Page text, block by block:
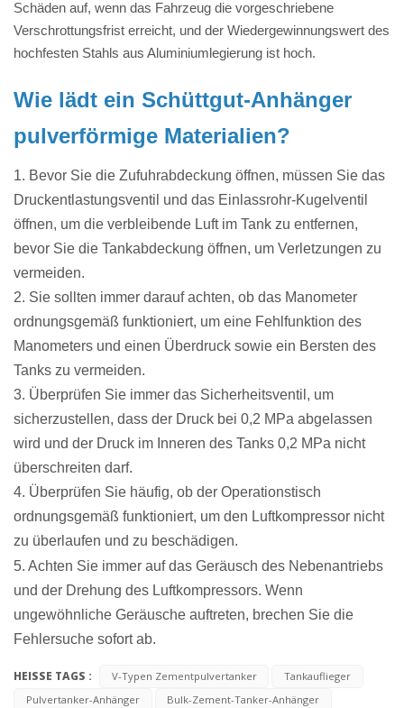
Schäden auf, wenn das Fahrzeug die vorgeschriebene
Verschrottungsfrist erreicht, und der Wiedergewinnungswert des
hochfesten Stahls aus Aluminiumlegierung ist hoch.
Wie lädt ein Schüttgut-Anhänger
pulverförmige Materialien?
1. Bevor Sie die Zufuhrabdeckung öffnen, müssen Sie das
Druckentlastungsventil und das Einlassrohr-Kugelventil
öffnen, um die verbleibende Luft im Tank zu entfernen,
bevor Sie die Tankabdeckung öffnen, um Verletzungen zu
vermeiden.
2. Sie sollten immer darauf achten, ob das Manometer
ordnungsgemäß funktioniert, um eine Fehlfunktion des
Manometers und einen Überdruck sowie ein Bersten des
Tanks zu vermeiden.
3. Überprüfen Sie immer das Sicherheitsventil, um
sicherzustellen, dass der Druck bei 0,2 MPa abgelassen
wird und der Druck im Inneren des Tanks 0,2 MPa nicht
überschreiten darf.
4. Überprüfen Sie häufig, ob der Operationstisch
ordnungsgemäß funktioniert, um den Luftkompressor nicht
zu überlaufen und zu beschädigen.
5. Achten Sie immer auf das Geräusch des Nebenantriebs
und der Drehung des Luftkompressors. Wenn
ungewöhnliche Geräusche auftreten, brechen Sie die
Fehlersuche sofort ab.
HEISSE TAGS : V-Typen Zementpulvertanker
Tankauflieger
Pulvertanker-Anhänger
Bulk-Zement-Tanker-Anhänger